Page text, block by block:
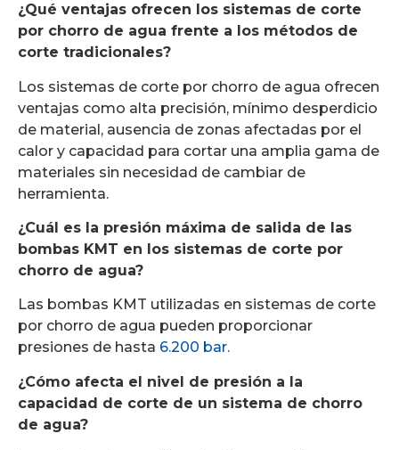
¿Qué ventajas ofrecen los sistemas de corte
por chorro de agua frente a los métodos de
corte tradicionales?
Los sistemas de corte por chorro de agua ofrecen
ventajas como alta precisión, mínimo desperdicio
de material, ausencia de zonas afectadas por el
calor y capacidad para cortar una amplia gama de
materiales sin necesidad de cambiar de
herramienta.
¿Cuál es la presión máxima de salida de las
bombas KMT en los sistemas de corte por
chorro de agua?
Las bombas KMT utilizadas en sistemas de corte
por chorro de agua pueden proporcionar
presiones de hasta 6.200 bar.
¿Cómo afecta el nivel de presión a la
capacidad de corte de un sistema de chorro
de agua?